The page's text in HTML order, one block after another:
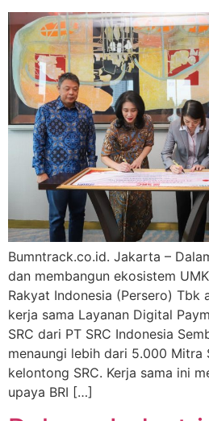
Bumntrack.co.id. Jakarta –
dan membangun ekosistem
Rakyat Indonesia (Persero) Tbk
kerja sama Layanan Digital
SRC dari PT SRC Indonesia
menaungi lebih dari 5.000 Mitra
kelontong SRC. Kerja sama ini
upaya BRI […]